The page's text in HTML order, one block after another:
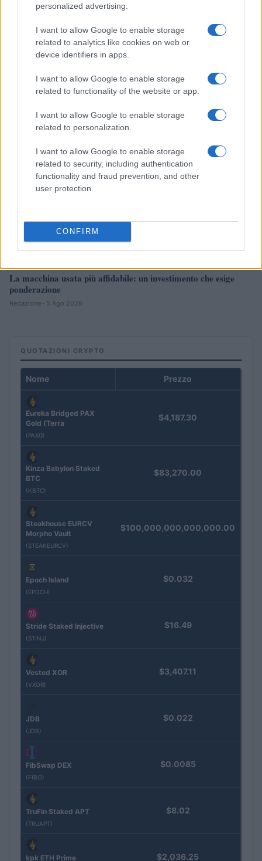
personalized advertising.
I want to allow Google to enable storage
related to analytics like cookies on web or
device identifiers in apps.
I want to allow Google to enable storage
related to functionality of the website or app.
I want to allow Google to enable storage
related to personalization.
I want to allow Google to enable storage
related to security, including authentication
functionality and fraud prevention, and other
user protection.
CONFIRM
Petrolio in calo: Brent a 91,82$, ribassi a due cifre per greggio
Andrea Innocenti · 5 Ago 2026
La macchina usata più affidabile: un investimento che esige
ponderazione
Redazione · 5 Ago 2026
QUOTAZIONI CRYPTO
Nome Prezzo
Eureka Bridged PAX
Gold (Terra
(PAXG)
$4,187.30
Kinza Babylon Staked
BTC
(KBTC)
$83,270.00
Steakhouse EURCV
Morpho Vault
(STEAKEURCV)
$100,000,000,000,000.00
Epoch Island
(EPOCH)
$0.032
Stride Staked Injective
(STINJ)
$16.49
Vested XOR
(VXOR)
$3,407.11
JDB
(JDB)
$0.022
FibSwap DEX
(FIBO)
$0.0085
TruFin Staked APT
(TRUAPT)
$8.02
kpk ETH Prime $2,036.25